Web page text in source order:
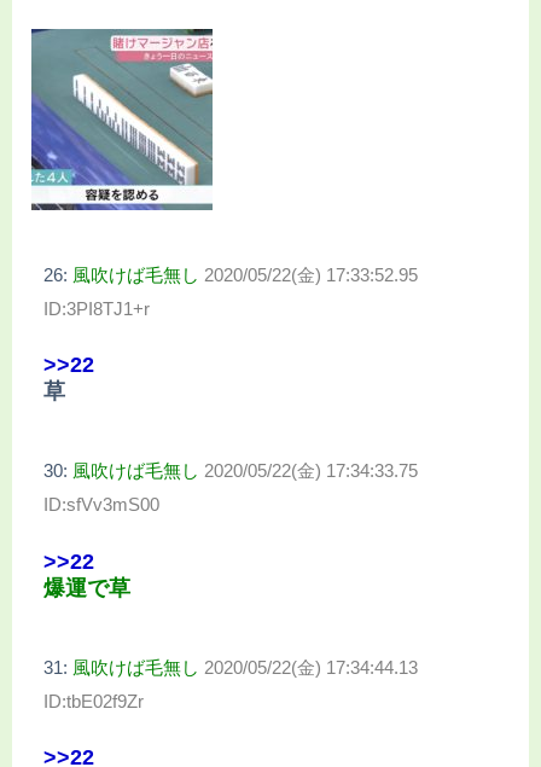
26: 風吹けば毛無し 2020/05/22(金) 17:33:52.95
ID:3PI8TJ1+r
>>22
草
30: 風吹けば毛無し 2020/05/22(金) 17:34:33.75
ID:sfVv3mS00
>>22
爆運で草
31: 風吹けば毛無し 2020/05/22(金) 17:34:44.13
ID:tbE02f9Zr
>>22